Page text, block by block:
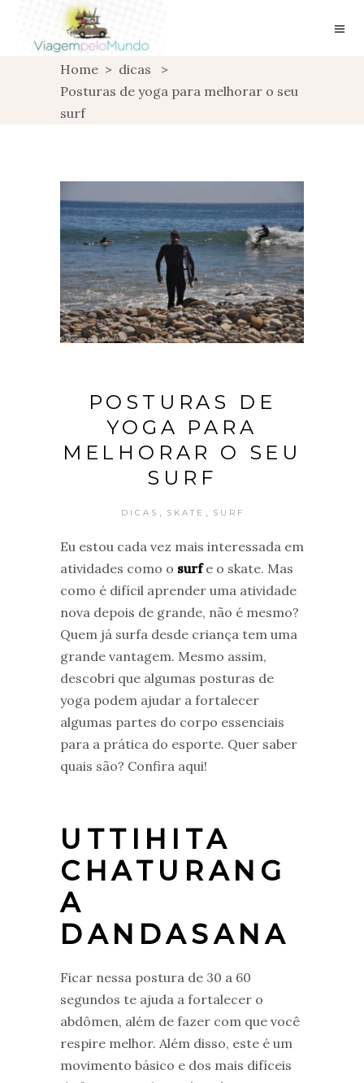
Home > dicas
>
Posturas de yoga para melhorar o seu
surf
POSTURAS DE
YOGA PARA
MELHORAR O SEU
SURF
DICAS , SKATE , SURF
Eu estou cada vez mais interessada em
atividades como o surf e o skate. Mas
como é difícil aprender uma atividade
nova depois de grande, não é mesmo?
Quem já surfa desde criança tem uma
grande vantagem. Mesmo assim,
descobri que algumas posturas de
yoga podem ajudar a fortalecer
algumas partes do corpo essenciais
para a prática do esporte. Quer saber
quais são? Confira aqui!
UTTIHITA
CHATURANG
A
DANDASANA
Ficar nessa postura de 30 a 60
segundos te ajuda a fortalecer o
abdômen, além de fazer com que você
respire melhor. Além disso, este é um
movimento básico e dos mais difíceis